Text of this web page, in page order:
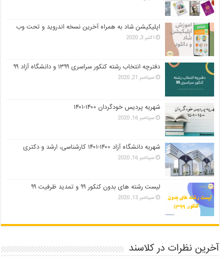
اپلیکیشن شاد به همراه آخرین نسخه اندروید و تحت وب
اکتبر 3, 2020
دفترچه انتخاب رشته کنکور سراسری ۱۳۹۹ و دانشگاه آزاد ۹۹
سپتامبر 21, 2020
شهریه پردیس خودگردان ۱۴۰۰-۱۴۰۱
سپتامبر 16, 2020
شهریه دانشگاه آزاد ۱۴۰۰-۱۴۰۱ کارشناسی، ارشد و دکتری
سپتامبر 16, 2020
لیست رشته های بدون کنکور ۹۹ و تمدید ظرفیت ۹۹
سپتامبر 13, 2020
آخرین نظرات در کلاسند